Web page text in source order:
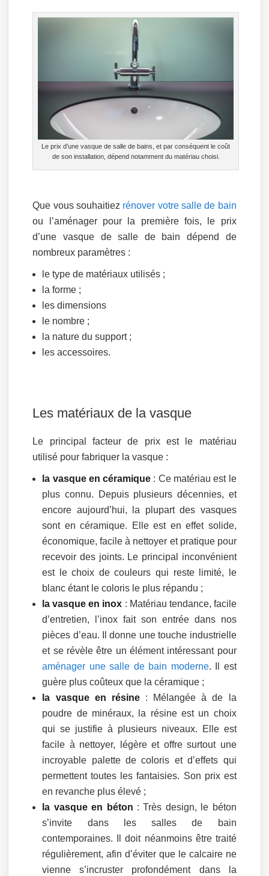
Le prix d’une vasque de salle de bains, et par conséquent le coût
de son installation, dépend notamment du matériau choisi.
Que vous souhaitiez rénover votre salle de bain
ou l’aménager pour la première fois, le prix
d’une vasque de salle de bain dépend de
nombreux paramètres :
le type de matériaux utilisés ;
la forme ;
les dimensions
le nombre ;
la nature du support ;
les accessoires.
Les matériaux de la vasque
Le principal facteur de prix est le matériau
utilisé pour fabriquer la vasque :
la vasque en céramique : Ce matériau est le
plus connu. Depuis plusieurs décennies, et
encore aujourd’hui, la plupart des vasques
sont en céramique. Elle est en effet solide,
économique, facile à nettoyer et pratique pour
recevoir des joints. Le principal inconvénient
est le choix de couleurs qui reste limité, le
blanc étant le coloris le plus répandu ;
la vasque en inox : Matériau tendance, facile
d’entretien, l’inox fait son entrée dans nos
pièces d’eau. Il donne une touche industrielle
et se révèle être un élément intéressant pour
aménager une salle de bain moderne. Il est
guère plus coûteux que la céramique ;
la vasque en résine : Mélangée à de la
poudre de minéraux, la résine est un choix
qui se justifie à plusieurs niveaux. Elle est
facile à nettoyer, légère et offre surtout une
incroyable palette de coloris et d’effets qui
permettent toutes les fantaisies. Son prix est
en revanche plus élevé ;
la vasque en béton : Très design, le béton
s’invite dans les salles de bain
contemporaines. Il doit néanmoins être traité
régulièrement, afin d’éviter que le calcaire ne
vienne s’incruster profondément dans la